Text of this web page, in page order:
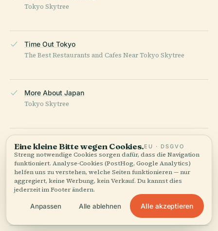
Tokyo Skytree
Time Out Tokyo
The Best Restaurants and Cafes Near Tokyo Skytree
More About Japan
Tokyo Skytree
Top Things to Do at Tokyo Skytree
Mainichi All Japan Tours
Eine kleine Bitte wegen Cookies.EU · DSGVO
Streng notwendige Cookies sorgen dafür, dass die Navigation
funktioniert. Analyse-Cookies (PostHog, Google Analytics)
helfen uns zu verstehen, welche Seiten funktionieren — nur
aggregiert, keine Werbung, kein Verkauf. Du kannst dies
jederzeit im Footer ändern.
Anpassen Alle ablehnen Alle akzeptieren